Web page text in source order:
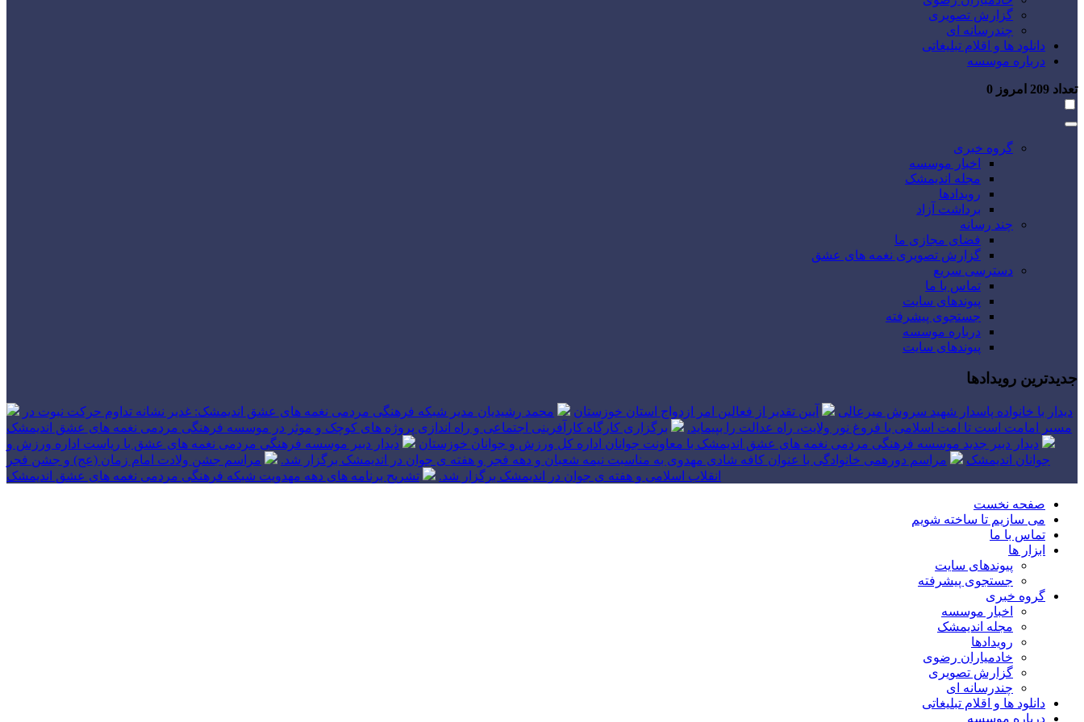
گزارش تصویری
چندرسانه ای
دانلود ها و اقلام تبلیغاتی
درباره موسسه
تعداد امروز 0
گروه خبری
اخبار موسسه
مجله اندیمشک
رویدادها
برداشت آزاد
چند رسانه
فضای مجازی ما
گزارش تصویری نغمه های عشق
دسترسی سریع
تماس با ما
پیوندهای سایت
جستجوی پیشرفته
درباره موسسه
پیوندهای سایت
جدیدترین رویدادها
دیدار با خانواده پاسدار شهید سروش میرعالی آیین تقدیر از فعالین امر ازدواج استان خوزستان
محمد رشیدیان مدیر شبکه فرهنگی مردمی نغمه های عشق اندیمشک: غدیر نشانه تداوم حرکت نبوت در
مسیر امامت است تا امت اسلامی با فروغ نور ولایت، راه عدالت را بپیماید.
برگزاری کارگاه کارآفرینی اجتماعی و راه اندازی پروژه های کوچک و موثر در موسسه فرهنگی مردمی نغمه های عشق اندیمشک
دیدار دبیر جدید موسسه فرهنگی مردمی نغمه های عشق اندیمشک با معاونت جوانان اداره کل ورزش و جوانان خوزستان
دیدار دبیر موسسه فرهنگی مردمی نغمه های عشق با ریاست اداره ورزش و
جوانان اندیمشک
مراسم دورهمی خانوادگی با عنوان کافه شادی مهدوی به مناسبت نیمه شعبان و دهه فجر و هفته ی جوان در اندیمشک برگزار شد.
مراسم جشن ولادت امام زمان (عج) و جشن فجر
انقلاب اسلامی و هفته ی جوان در اندیمشک برگزار شد.
تشریح برنامه های دهه مهدویت شبکه فرهنگی مردمی نغمه های عشق اندیمشک
صفحه نخست
می سازیم تا ساخته شویم
تماس با ما
ابزار ها
پیوندهای سایت
جستجوی پیشرفته
گروه خبری
اخبار موسسه
مجله اندیمشک
رویدادها
خادمیاران رضوی
گزارش تصویری
چندرسانه ای
دانلود ها و اقلام تبلیغاتی
درباره موسسه